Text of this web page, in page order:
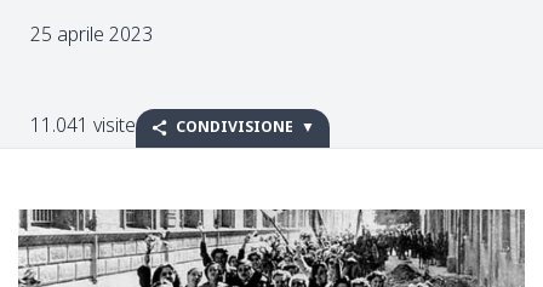
25 aprile 2023
11.041 visite CONDIVISIONE